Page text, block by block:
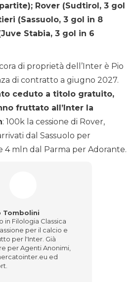
Rover (Sudtirol, 3 gol
(Sassuolo, 3 gol in 8
Stabia, 3 gol in 6
di proprietà dell’Inter è Pio
di contratto a giugno 2027.
ceduto a titolo gratuito,
fruttato all’Inter la
: 100k la cessione di Rover,
dal Sassuolo per
4 mln dal Parma per Adorante.
Tombolini
in Filologia Classica
per il calcio e
per l'Inter. Già
per Agenti Anonimi,
ed